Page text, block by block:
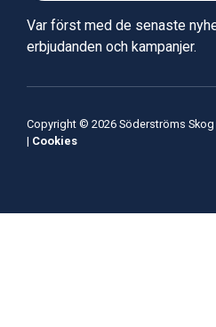
Var först med de senaste
erbjudanden och kampanjer.
Copyright © 2026 Söderströms
| Cookies